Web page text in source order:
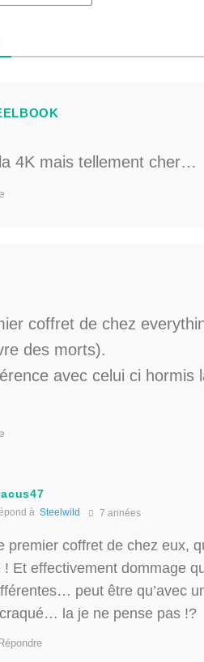
4K mais tellement cher…
coffret de chez
des morts).
avec celui ci hormis
à Steelwild 7 années
premier coffret de chez eux,
! Et effectivement dommage
peut être qu’avec
craqué… la je ne pense pas !?